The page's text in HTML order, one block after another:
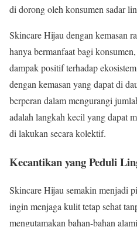
di dorong oleh konsumen sadar
Skincare Hijau dengan kemasan
hanya bermanfaat bagi
dampak positif terhadap
dengan kemasan yang dapat di
berperan dalam mengurangi
adalah langkah kecil yang dapat
di lakukan secara kolektif.
Kecantikan yang Peduli
Skincare Hijau semakin menjadi
ingin menjaga kulit tetap sehat
mengutamakan bahan-bahan